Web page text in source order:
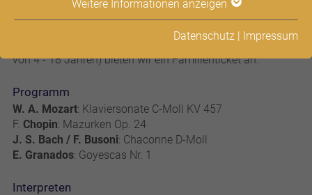
Weitere Informationen anzeigen
Datenschutz | Impressum
Meisterpianisten im Johannissaal von Schloss
Nymphenburg.
Für Familien (2 Erwachsene mit bis zu vier Kindern im Alter
von 4 - 18 Jahren) bieten wir ein Familienticket an.
Programm
W. A. Mozart: Klaviersonate C-Moll KV 457
F. Chopin: Mazurken Op. 24
J. S. Bach / F. Busoni: Chaconne D-Moll
E. Granados: Goyescas Nr. 1
Interpreten